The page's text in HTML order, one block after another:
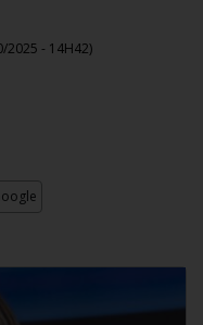
2025 - 14H42)